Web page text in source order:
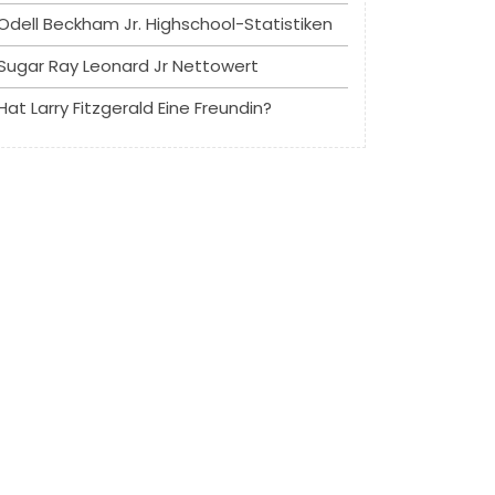
Beckham Jr. Highschool-Statistiken
Ray Leonard Jr Nettowert
Larry Fitzgerald Eine Freundin?